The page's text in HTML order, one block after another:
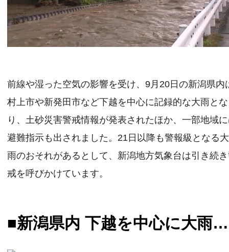
前線や湿った空気の影響を受け、9月20日の新潟県内
村上市や新発田市など下越を中心に記録的な大雨とな
り、土砂災害警戒情報が発表されたほか、一部地域
避難指示も出されました。21日以降も警報級となる大
雨のおそれがあるとして、新潟地方気象台は引き続
戒を呼びかけています。
■新潟県内 下越を中心に大雨…